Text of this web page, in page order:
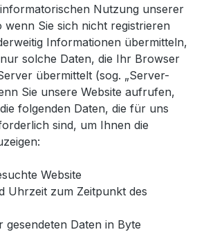
Nutzung unserer
wenn Sie sich nicht registrieren
Informationen übermitteln,
solche Daten, die Ihr Browser
übermittelt (sog. „Server-
Sie unsere Website aufrufen,
folgenden Daten, die für uns
sind, um Ihnen die
Website
zum Zeitpunkt des
Daten in Byte